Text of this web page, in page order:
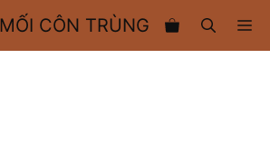
CÔN TRÙNG